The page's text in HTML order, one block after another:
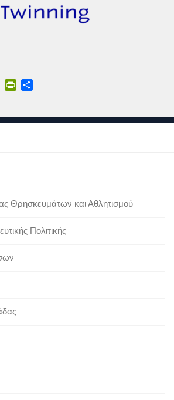
EmailPrintFriendly
Θρησκευμάτων και Αθλητισμού
Πολιτικής